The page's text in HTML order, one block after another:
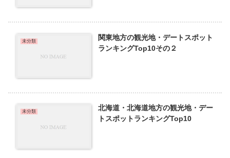
未分類
関東地方の観光地・デートスポット
ランキングTop10その２
未分類
北海道・北海道地方の観光地・デー
トスポットランキングTop10